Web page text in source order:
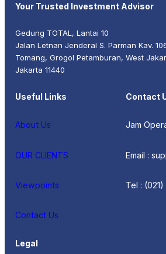
Your Trusted Investment Advisor
Gedung TOTAL, Lantai 10
Jalan Letnan Jenderal S. Parman Kav.
Tomang, Grogol Petamburan, West
Jakarta 11440
Useful Links
About Us
OUR CLIENTS
Viewpoints
Contact Us
Contact
Jam
Email :
Tel :
Legal